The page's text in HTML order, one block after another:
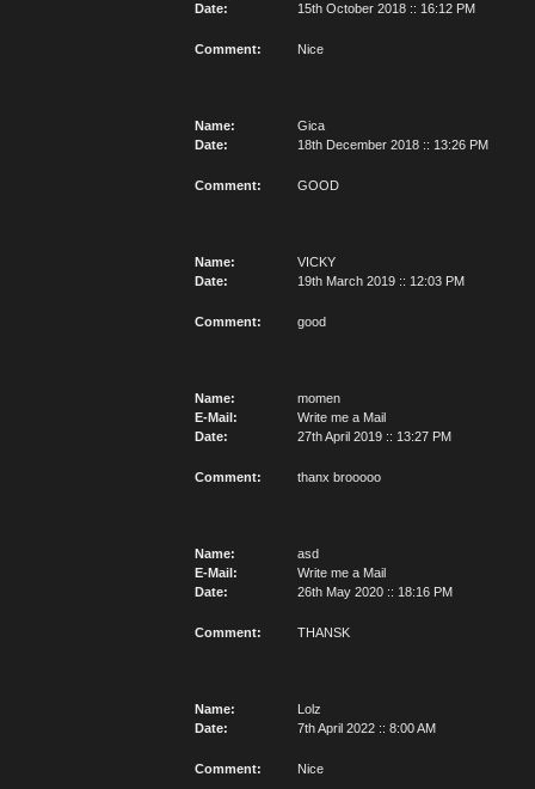
Date:
15th October 2018 :: 16:12 PM
Comment: Nice
Name:
Gica
Date:
18th December 2018 :: 13:26 PM
Comment: GOOD
Name:
VICKY
Date:
19th March 2019 :: 12:03 PM
Comment: good
Name:
momen
E-Mail:
Write me a Mail
Date:
27th April 2019 :: 13:27 PM
Comment: thanx brooooo
Name:
asd
E-Mail:
Write me a Mail
Date:
26th May 2020 :: 18:16 PM
Comment: THANSK
Name:
Lolz
Date:
7th April 2022 :: 8:00 AM
Comment: Nice